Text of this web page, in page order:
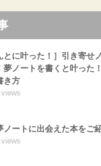
とに叶った！］引き寄せ
夢ノートを書くと叶った
き方
views
ノートに出会えた本をご
views